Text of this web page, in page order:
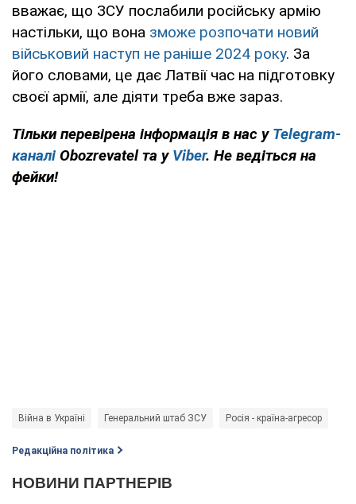
вважає, що ЗСУ послабили російську армію
настільки, що вона зможе розпочати новий
військовий наступ не раніше 2024 року. За
його словами, це дає Латвії час на підготовку
своєї армії, але діяти треба вже зараз.
Тільки перевірена інформація в нас у Telegram-
каналі Obozrevatel та у Viber. Не ведіться на
фейки!
Війна в Україні Генеральний штаб ЗСУ Росія - країна-агресор
Редакційна політика